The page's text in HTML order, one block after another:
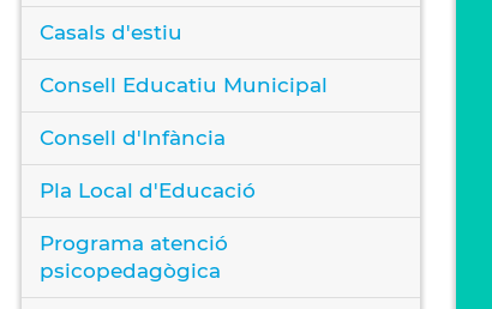
Casals d'estiu
Consell Educatiu Municipal
Consell d'Infància
Pla Local d'Educació
Programa atenció
psicopedagògica